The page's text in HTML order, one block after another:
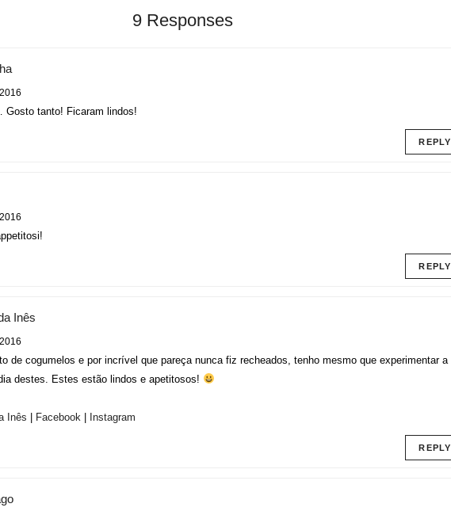
9 Responses
Gosto tanto! Ficaram lindos!
REPLY
REPLY
Inês
de cogumelos e por incrível que pareça nunca fiz recheados, tenho mesmo que experimentar a
destes. Estes estão lindos e apetitosos!
Inês
Facebook Instagram
REPLY